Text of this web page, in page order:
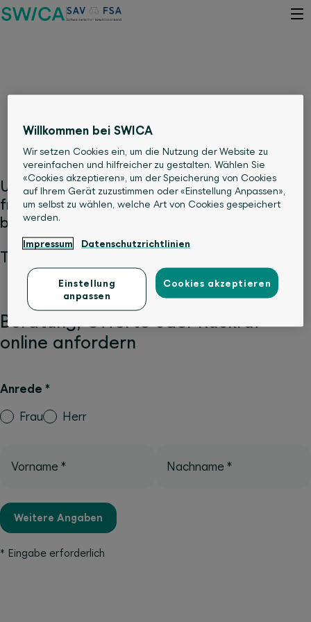
gerne für Sie da
Unsere Mitarbeiterinnen und Mitarbeiter
freuen sich, Sie beraten und Ihre Fragen
beantworten zu dürfen.
Telefon:
Beratung, Offerte oder Rückruf
online anfordern
Anrede *
Frau Herr
Vorname * Nachname *
Weitere Angaben
* Eingabe erforderlich
Willkommen bei SWICA
Wir setzen Cookies ein, um die Nutzung der Website zu
vereinfachen und hilfreicher zu gestalten. Wählen Sie
«Cookies akzeptieren», um der Speicherung von Cookies
auf Ihrem Gerät zuzustimmen oder «Einstellung Anpassen»,
um selbst zu wählen, welche Art von Cookies gespeichert
werden.
Impressum Datenschutzrichtlinien
Einstellung
anpassen
Cookies akzeptieren